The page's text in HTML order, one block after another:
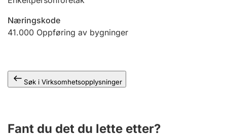
Offentlig sektor
Næringskode
41.000 Oppføring av bygninger
Søk i Virksomhetsopplysninger
Fant du det du lette etter?